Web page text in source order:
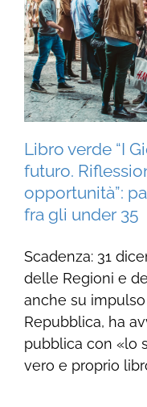
Libro verde “I
futuro.
opportunità”:
fra gli under 35
Scadenza: 31
delle Regioni e
anche su
Repubblica, ha
pubblica con «lo
vero e proprio